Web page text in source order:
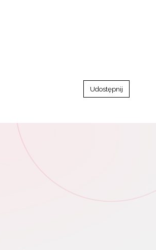
Udostępnij